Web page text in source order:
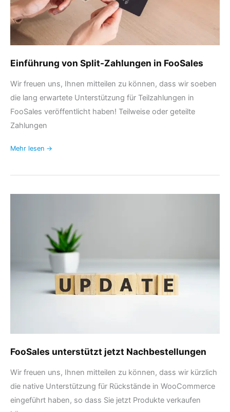
Einführung von Split-Zahlungen in FooSales
Wir freuen uns, Ihnen mitteilen zu können, dass wir soeben
die lang erwartete Unterstützung für Teilzahlungen in
FooSales veröffentlicht haben! Teilweise oder geteilte
Zahlungen
Mehr lesen →
FooSales unterstützt jetzt Nachbestellungen
Wir freuen uns, Ihnen mitteilen zu können, dass wir kürzlich
die native Unterstützung für Rückstände in WooCommerce
eingeführt haben, so dass Sie jetzt Produkte verkaufen
Nachbestellungen